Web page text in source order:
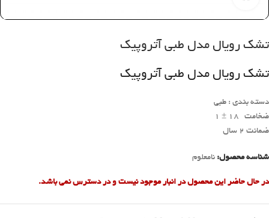
تشک رویال مدل طبی آتروپیک
تشک رویال مدل طبی آتروپیک
دسته بندی : طبی
ضخامت 18 ± 1
ضمانت 2 سال
شناسه محصول: نامعلوم
در حال حاضر این محصول در انبار موجود نیست و در دسترس نمی باشد.